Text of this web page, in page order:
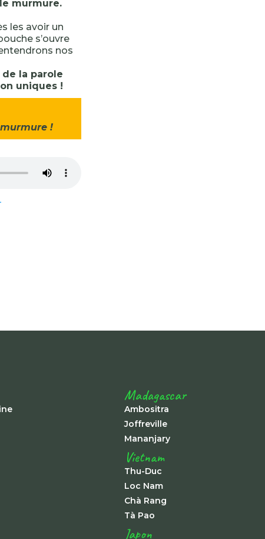
murmure.
les avoir un
s’ouvre
nos
la parole
uniques !
!
Madagascar
Ambositra
Joffreville
Mananjary
Vietnam
Thu-Duc
Loc Nam
Chà Rang
Tà Pao
Japon